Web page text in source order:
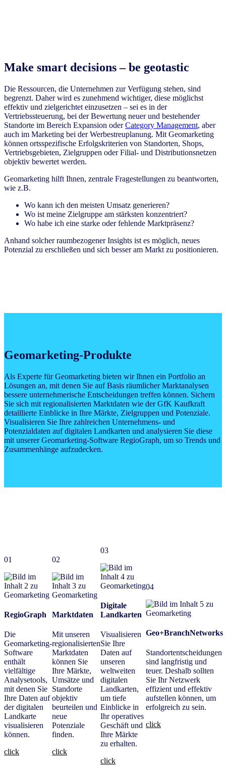
Make smart decisions – be geotastic
Die Ressourcen, die Unternehmen zur Verfügung stehen, sind
begrenzt. Daher wird es zunehmend wichtiger, diese möglichst
effektiv und zielgerichtet einzusetzen – sei es in der
Vertriebssteuerung, bei der Bewertung neuer und bestehender
Standorte im Bereich Expansion oderCategory Management, aber
auch im Marketing bei der Werbestreuplanung. Mit Geomarketing
können ortsspezifische Erfolgskriterien von Standorten, Shops,
Vertriebsgebieten, Zielgruppen oder Filial- und Distributionsnetzen
objektiv bewertet werden.
Geomarketing hilft Ihnen, zentrale Fragestellungen zu beantworten,
wie z.B.
Wo kann ich den meisten Umsatz generieren?
Wo ist meine Zielgruppe am stärksten konzentriert?
Wo habe ich eine starke oder fehlende Marktpräsenz?
Anhand solcher raumbezogener Insights ist es möglich, neues
Potenzial zu erschließen und sich besser am Markt zu positionieren.
Geomarketing-Produkte
Als Experte für Geomarketing bieten wir Ihnen ein Portfolio an
Lösungen an, mit denen Sie auf Basis räumlicher Marktanalysen
bessere unternehmerische Entscheidungen treffen können. Sichern
Sie sich mit regionalisierten Marktdaten wie der GfK Kaufkraft
detaillierte Einblicke in Ihre Märkte, Zielgruppen und Potenziale.
Visualisieren Sie Ihre zahlreichen Unternehmens- und
Potenzialdaten auf digitalen Landkarten und analysieren Sie diese
mit unserer Geomarketing-Software RegioGraph, um so Trends und
Zusammenhänge aufzudecken.
01
RegioGraph
Die
Geomarketing-
Software
enthält
vielfältige
Analysetools,
mit denen Sie
Ihre Daten auf
der digitalen
Landkarte
visualisieren
können.
click
02
Marktdaten
Mit unseren
regionalisierten
Marktdaten
können Sie
Ihre Märkte,
Umsätze und
Standorte
objektiv
beurteilen und
neue
Potenziale
finden.
click
03
Digitale
Landkarten
Visualisieren
Sie Ihre
Daten auf
unseren
weltweiten
digitalen
Landkarten,
um tiefe
Einblicke in
Ihr operatives
Geschäft und
Ihre Märkte
zu erhalten.
click
04
Geo+BranchNetworks
Standortentscheidungen
sind langfristig und
teuer. Deshalb sollten
Sie Ihr Netzwerk
effizient und effektiv
aufstellen können, um
erfolgreich zu sein.
click